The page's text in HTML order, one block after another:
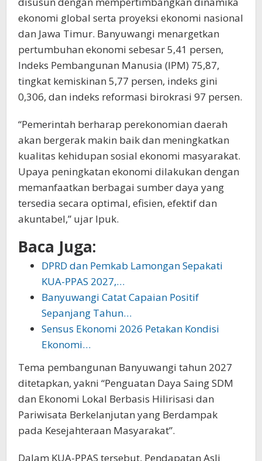
ekonomi global serta proyeksi ekonomi nasional
dan Jawa Timur. Banyuwangi menargetkan
pertumbuhan ekonomi sebesar 5,41 persen,
Indeks Pembangunan Manusia (IPM) 75,87,
tingkat kemiskinan 5,77 persen, indeks gini
0,306, dan indeks reformasi birokrasi 97 persen.
“Pemerintah berharap perekonomian daerah
akan bergerak makin baik dan meningkatkan
kualitas kehidupan sosial ekonomi masyarakat.
Upaya peningkatan ekonomi dilakukan dengan
memanfaatkan berbagai sumber daya yang
tersedia secara optimal, efisien, efektif dan
akuntabel,” ujar Ipuk.
Baca Juga:
DPRD dan Pemkab Lamongan Sepakati
KUA-PPAS 2027,…
Banyuwangi Catat Capaian Positif
Sepanjang Tahun…
Sensus Ekonomi 2026 Petakan Kondisi
Ekonomi…
Tema pembangunan Banyuwangi tahun 2027
ditetapkan, yakni “Penguatan Daya Saing SDM
dan Ekonomi Lokal Berbasis Hilirisasi dan
Pariwisata Berkelanjutan yang Berdampak
pada Kesejahteraan Masyarakat”.
Dalam KUA-PPAS tersebut, Pendapatan Asli